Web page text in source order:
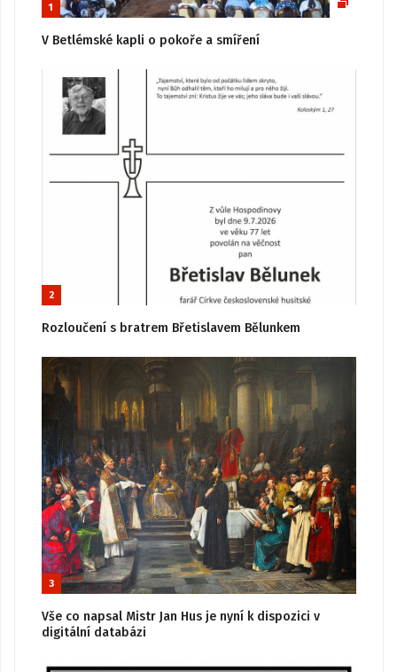
1
V Betlémské kapli o pokoře a smíření
2
Rozloučení s bratrem Břetislavem Bělunkem
3
Vše co napsal Mistr Jan Hus je nyní k dispozici v
digitální databázi